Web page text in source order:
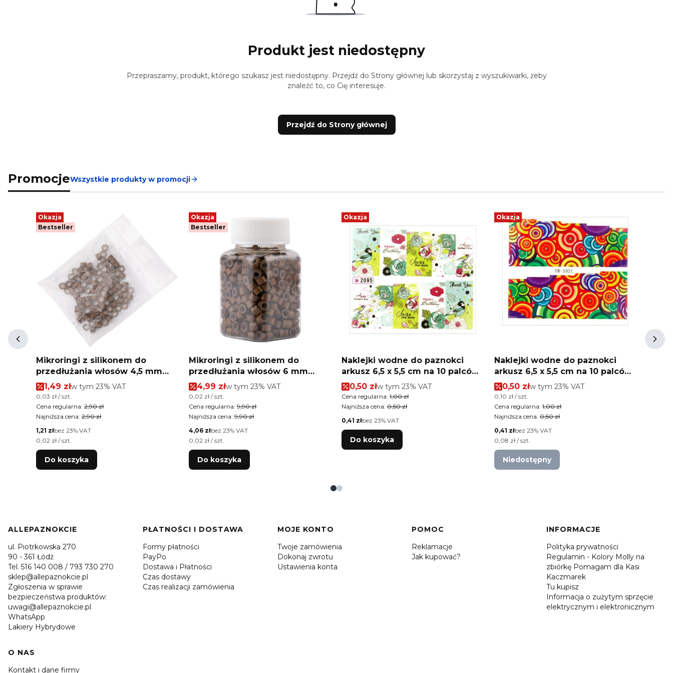
Produkt jest niedostępny
Przepraszamy, produkt, którego szukasz jest niedostępny. Przejdź do Strony głównej lub skorzystaj z wyszukiwarki, żeby
znaleźć to, co Cię interesuje.
Przejdź do Strony głównej
PromocjeWszystkie produkty w promocji
Okazja
Bestseller
Mikroringi z silikonem do
przedłużania włosów 4,5 mm
kolor Nr 5 woreczek 100 szt
Cena promocyjna brutto
1,49 złw tym %s VAT
w tym 23% VAT
Cena jednostkowa brutto
0,03 zł / szt.
Cena regularna: 2,90 zł
Najniższa cena: 2,90 zł
Cena netto
1,21 złbez 23% VAT
Cena jednostkowa netto
0,02 zł / szt.
Do koszyka
Okazja
Bestseller
Mikroringi z silikonem do
przedłużania włosów 6 mm
kolor Nr 6 500 szt
Cena promocyjna brutto
4,99 złw tym %s VAT
w tym 23% VAT
Cena jednostkowa brutto
0,02 zł / szt.
Cena regularna: 9,90 zł
Najniższa cena: 9,90 zł
Cena netto
4,06 złbez 23% VAT
Cena jednostkowa netto
0,02 zł / szt.
Do koszyka
Okazja
Naklejki wodne do paznokci
arkusz 6,5 x 5,5 cm na 10 palców
Nr 2095
Cena promocyjna brutto
0,50 złw tym %s VAT
w tym 23% VAT
Cena regularna: 1,00 zł
Najniższa cena: 0,50 zł
Cena netto
0,41 złbez 23% VAT
Do koszyka
Okazja
Naklejki wodne do paznokci
arkusz 6,5 x 5,5 cm na 10 palców
yb Nr 1031
Cena promocyjna brutto
0,50 złw tym %s VAT
w tym 23% VAT
Cena jednostkowa brutto
0,10 zł / szt.
Cena regularna: 1,00 zł
Najniższa cena: 0,50 zł
Cena netto
0,41 złbez 23% VAT
Cena jednostkowa netto
0,08 zł / szt.
Niedostępny
Linki w stopce
ALLEPAZNOKCIE
ul. Piotrkowska 270
90 - 361 Łódź
Tel. 516 140 008 / 793 730 270
sklep@allepaznokcie.pl
Zgłoszenia w sprawie
bezpieczeństwa produktów:
uwagi@allepaznokcie.pl
WhatsApp
Lakiery Hybrydowe
PŁATNOŚCI I DOSTAWA
Formy płatności
PayPo
Dostawa i Płatności
Czas dostawy
Czas realizacji zamówienia
MOJE KONTO
Twoje zamówienia
Dokonaj zwrotu
Ustawienia konta
POMOC
Reklamacje
Jak kupować?
INFORMACJE
Polityka prywatności
Regulamin - Kolory Molly na
zbiórkę Pomagam dla Kasi
Kaczmarek
Tu kupisz
Informacja o zużytym sprzęcie
elektrycznym i elektronicznym
O NAS
Kontakt i dane firmy